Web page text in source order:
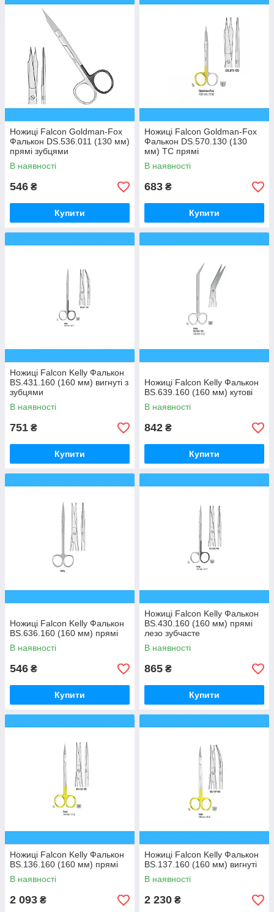
Ножиці Falcon Goldman-Fox
Фалькон DS.536.011 (130 мм)
прямі зубцями
В наявності
546 ₴
Купити
Ножиці Falcon Goldman-Fox
Фалькон DS.570.130 (130
мм) ТС прямі
В наявності
683 ₴
Купити
Ножиці Falcon Kelly Фалькон
BS.431.160 (160 мм) вигнуті з
зубцями
В наявності
751 ₴
Купити
Ножиці Falcon Kelly Фалькон
BS.639.160 (160 мм) кутові
В наявності
842 ₴
Купити
Ножиці Falcon Kelly Фалькон
BS.636.160 (160 мм) прямі
В наявності
546 ₴
Купити
Ножиці Falcon Kelly Фалькон
BS.430.160 (160 мм) прямі
лезо зубчасте
В наявності
865 ₴
Купити
Ножиці Falcon Kelly Фалькон
BS.136.160 (160 мм) прямі
В наявності
2 093 ₴
Ножиці Falcon Kelly Фалькон
BS.137.160 (160 мм) вигнуті
В наявності
2 230 ₴